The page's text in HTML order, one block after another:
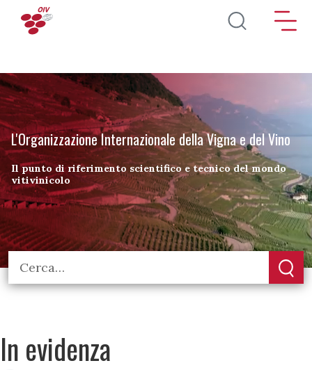
Salta al contenuto principale
L'Organizzazione Internazionale della Vigna e del Vino
Il punto di riferimento scientifico e tecnico del mondo
vitivinicolo
In evidenza